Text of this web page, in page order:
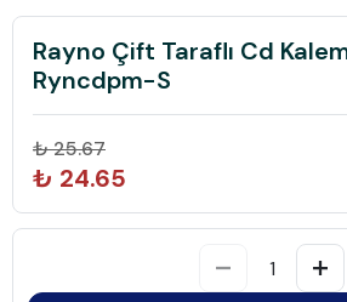
Rayno Çift Taraflı Cd
Ryncdpm-S
₺ 25.67
₺ 24.65